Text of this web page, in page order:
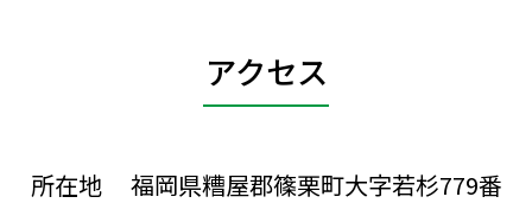
アクセス
所在地 福岡県糟屋郡篠栗町大字若杉779番